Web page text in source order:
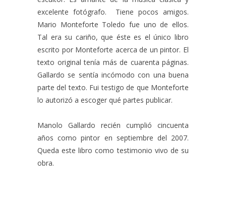
excelente fotógrafo. Tiene pocos amigos.
Mario Monteforte Toledo fue uno de ellos.
Tal era su cariño, que éste es el único libro
escrito por Monteforte acerca de un pintor. El
texto original tenía más de cuarenta páginas.
Gallardo se sentía incómodo con una buena
parte del texto. Fui testigo de que Monteforte
lo autorizó a escoger qué partes publicar.
Manolo Gallardo recién cumplió cincuenta
años como pintor en septiembre del 2007.
Queda este libro como testimonio vivo de su
obra.